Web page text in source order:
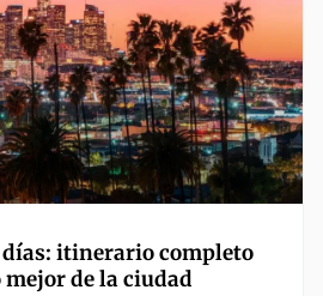
días: itinerario completo
de la ciudad